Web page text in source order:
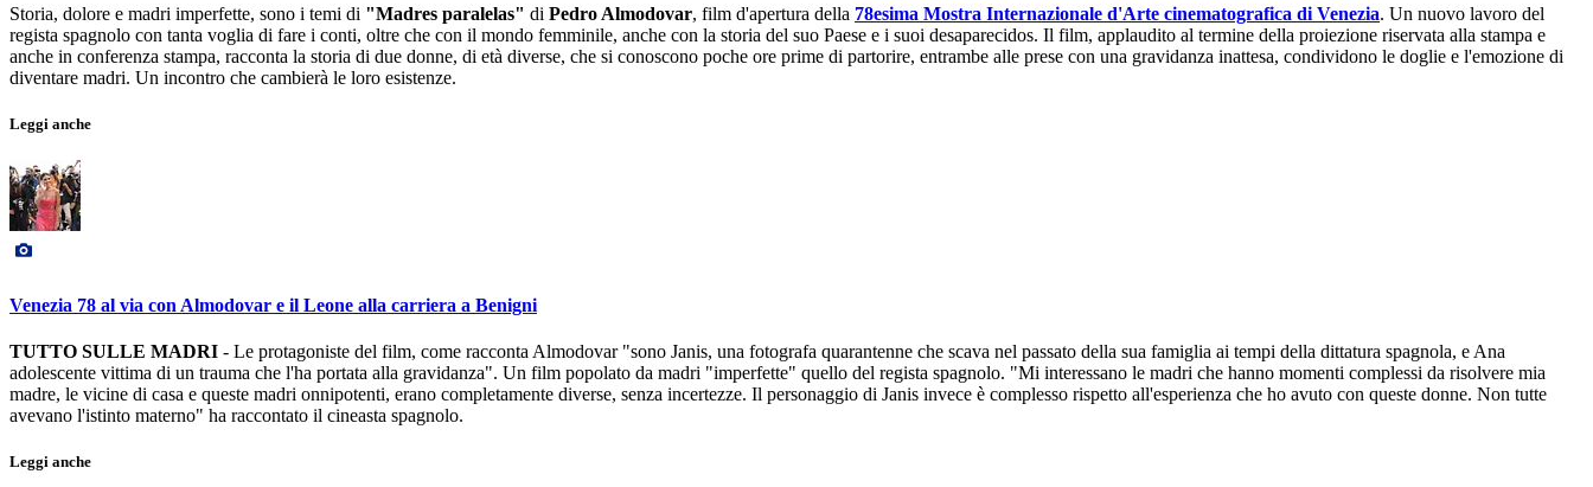
Storia, dolore e madri imperfette, sono i temi di "Madres paralelas" di Pedro Almodovar, film d'apertura della 78esima Mostra Internazionale d'Arte cinematografica di Venezia. Un nuovo lavoro del
regista spagnolo con tanta voglia di fare i conti, oltre che con il mondo femminile, anche con la storia del suo Paese e i suoi desaparecidos. Il film, applaudito al termine della proiezione riservata alla stampa e
anche in conferenza stampa, racconta la storia di due donne, di età diverse, che si conoscono poche ore prime di partorire, entrambe alle prese con una gravidanza inattesa, condividono le doglie e l'emozione di
diventare madri. Un incontro che cambierà le loro esistenze.
Leggi anche
Venezia 78 al via con Almodovar e il Leone alla carriera a Benigni
TUTTO SULLE MADRI - Le protagoniste del film, come racconta Almodovar "sono Janis, una fotografa quarantenne che scava nel passato della sua famiglia ai tempi della dittatura spagnola, e Ana
adolescente vittima di un trauma che l'ha portata alla gravidanza". Un film popolato da madri "imperfette" quello del regista spagnolo. "Mi interessano le madri che hanno momenti complessi da risolvere mia
madre, le vicine di casa e queste madri onnipotenti, erano completamente diverse, senza incertezze. Il personaggio di Janis invece è complesso rispetto all'esperienza che ho avuto con queste donne. Non tutte
avevano l'istinto materno" ha raccontato il cineasta spagnolo.
Leggi anche